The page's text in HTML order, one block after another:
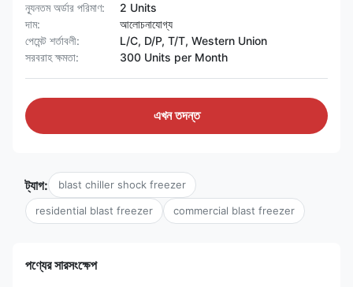
ন্যূনতম অর্ডার পরিমাণ:
2 Units
দাম:
আলোচনাযোগ্য
পেমেন্ট শর্তাবলী:
L/C, D/P, T/T, Western Union
সরবরাহ ক্ষমতা:
300 Units per Month
এখন তদন্ত
ট্যাগ: blast chiller shock freezer
residential blast freezer commercial blast freezer
পণ্যের সারসংক্ষেপ